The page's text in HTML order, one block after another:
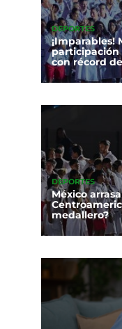
DEPORTES
¡Imparables!
participación
con récord
DEPORTES
México
medallero?